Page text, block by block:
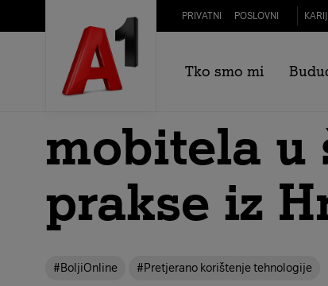
Skip to Main Content PRIVATNI POSLOVNI
Tko smo mi
mobitela u
prakse iz
#BoljiOnline #Pretjerano korištenje tehnologije